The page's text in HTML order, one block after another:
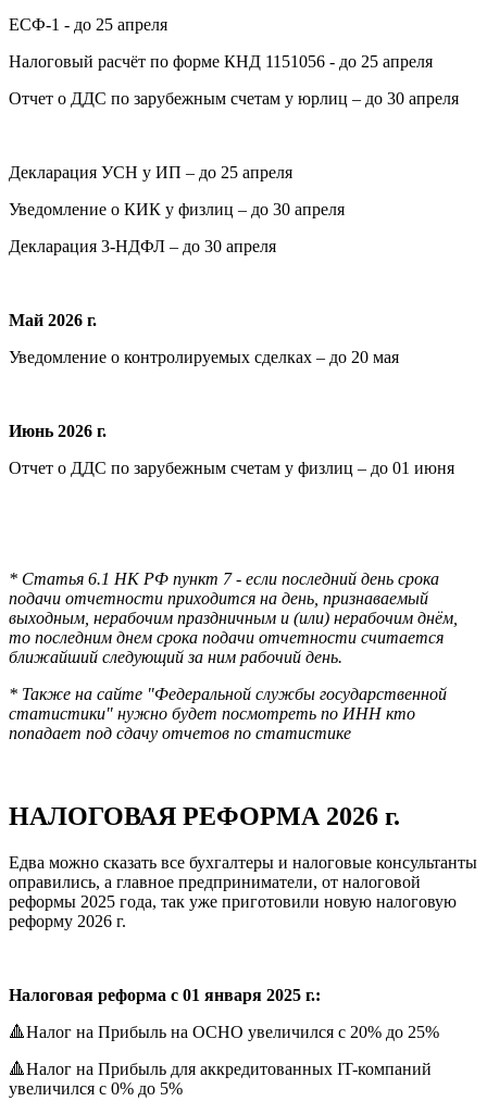
ЕСФ-1 - до 25 апреля
Налоговый расчёт по форме КНД 1151056 - до 25 апреля
Отчет о ДДС по зарубежным счетам у юрлиц – до 30 апреля
Декларация УСН у ИП – до 25 апреля
Уведомление о КИК у физлиц – до 30 апреля
Декларация 3-НДФЛ – до 30 апреля
Май 2026 г.
Уведомление о контролируемых сделках – до 20 мая
Июнь 2026 г.
Отчет о ДДС по зарубежным счетам у физлиц – до 01 июня
* Статья 6.1 НК РФ пункт 7 - если последний день срока
подачи отчетности приходится на день, признаваемый
выходным, нерабочим праздничным и (или) нерабочим днём,
то последним днем срока подачи отчетности считается
ближайший следующий за ним рабочий день.
* Также на сайте "Федеральной службы государственной
статистики" нужно будет посмотреть по ИНН кто
попадает под сдачу отчетов по статистике
НАЛОГОВАЯ РЕФОРМА 2026 г.
Едва можно сказать все бухгалтеры и налоговые консультанты
оправились, а главное предприниматели, от налоговой
реформы 2025 года, так уже приготовили новую налоговую
реформу 2026 г.
Налоговая реформа с 01 января 2025 г.:
🔺Налог на Прибыль на ОСНО увеличился с 20% до 25%
🔺Налог на Прибыль для аккредитованных IT-компаний
увеличился с 0% до 5%